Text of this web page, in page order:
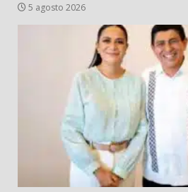
5 agosto 2026